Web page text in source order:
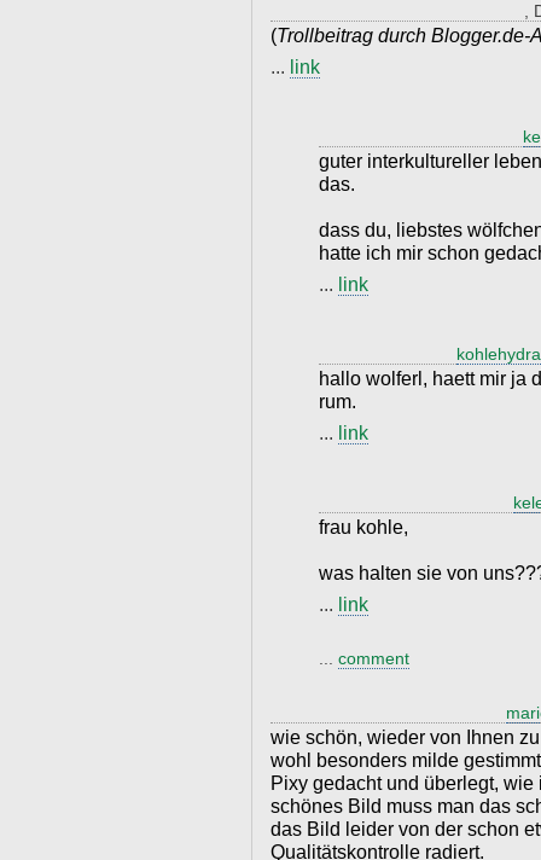
(Trollbeitrag durch Blogger.de-
... link
guter interkultureller
das.
dass du, liebstes
hatte ich mir schon
... link
hallo wolferl, haett mir ja
rum.
... link
frau kohle,
was halten sie von
... link
comment
wie schön, wieder von Ihnen
wohl besonders milde
Pixy gedacht und überlegt,
schönes Bild muss man das
das Bild leider von der schon
Qualitätskontrolle radiert.